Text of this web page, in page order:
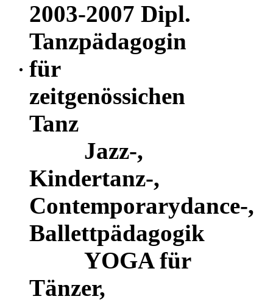
2003-2007 Dipl.
Tanzpädagogin
für
zeitgenössichen
Tanz
Jazz-,
Kindertanz-,
Contemporarydance-,
Ballettpädagogik
YOGA für
Tänzer,